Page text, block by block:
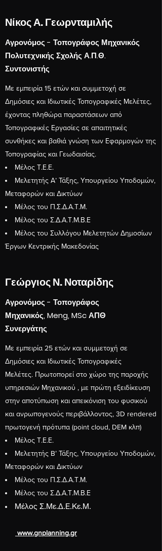
Νίκος Α. Γεωρνταμιλής
Αγρονόμος - Τοπογράφος Μηχανικός
Πολυτεχνικής Σχολής Α.Π.Θ.
Συντονιστής
Με εμπειρία 15 ετών και συμμετοχή σε
Δημόσιες και Ιδιωτικές Τοπογραφικές Μελέτες,
έχοντας πληθώρα παραστάσεων από
Τοπογραφικές Εργασίες σε απαιτητικές
συνθήκες και βαθιά γνώση των Εφαρμογών της
Τοπογραφίας και Γεωδαισίας.
Μέλος Τ.Ε.Ε.
Μελετητής Α’ Τάξης, Υπουργείου Υποδομών,
Μεταφορών και Δικτύων
Μέλος του Π.Σ.Δ.Α.Τ.Μ.
Μέλος του Σ.Δ.Α.Τ.Μ.Β.Ε
Μέλος του Συλλόγου Μελετητών Δημοσίων
Έργων Κεντρικής Μακεδονίας
Γεώργιος Ν. Νοταρίδης
Αγρονόμος - Τοπογράφος
Μηχανικός, Meng, MSc ΑΠΘ
Συνεργάτης
Με εμπειρία 25 ετών και συμμετοχή σε
Δημόσιες και Ιδιωτικές Τοπογραφικές
Μελέτες. Πρωτοπορεί στο χώρο της παροχής
υπηρεσιών Μηχανικού , με πρώτη εξειδίκευση
στην αποτύπωση και απεικόνιση του φυσικού
και ανρωπογενούς περιβάλλοντος, 3D rendered
πρωτογενή πρότυπα (point cloud, DEM κλπ)
Μέλος Τ.Ε.Ε.
Μελετητής B’ Τάξης, Υπουργείου Υποδομών,
Μεταφορών και Δικτύων
Μέλος του Π.Σ.Δ.Α.Τ.Μ.
Μέλος του Σ.Δ.Α.Τ.Μ.Β.Ε
Μέλος Σ.Με.Δ.Ε.Κε.Μ.
www.gnplanning.gr